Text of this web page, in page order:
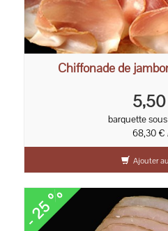
Chiffonade de
barquette
68,30 €
Ajouter
- 25 %